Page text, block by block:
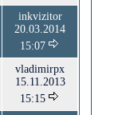
inkvizitor
20.03.2014
15:07
vladimirpx
15.11.2013
15:15